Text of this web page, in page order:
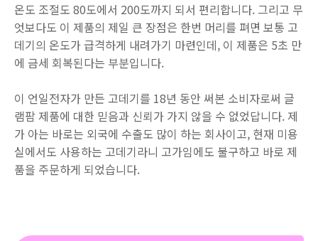
온도 조절도 80도에서 200도까지 되서 편리합니다. 그리고 무
엇보다도 이 제품의 제일 큰 장점은 한번 머리를 펴면 보통 고
데기의 온도가 급격하게 내려가기 마련인데, 이 제품은 5초 만
에 금세 회복된다는 부분입니다.
이 언일전자가 만든 고데기를 18년 동안 써본 소비자로써 글
램팜 제품에 대한 믿음과 신뢰가 가지 않을 수 없었답니다. 제
가 아는 바로는 외국에 수출도 많이 하는 회사이고, 현재 미용
실에서도 사용하는 고데기라니 고가임에도 불구하고 바로 제
품을 주문하게 되었습니다.